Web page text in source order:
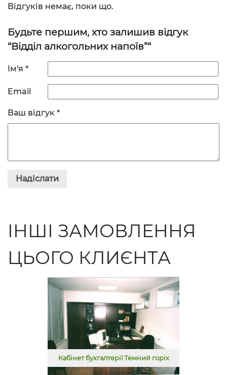
Відгуків немає, поки що.
Будьте першим, хто залишив відгук
“Відділ алкогольних напоїв”“
Ім'я *
Email
Ваш відгук *
ІНШІ ЗАМОВЛЕННЯ
ЦЬОГО КЛИЄНТА
Кабінет бухгалтерії Темний горіх